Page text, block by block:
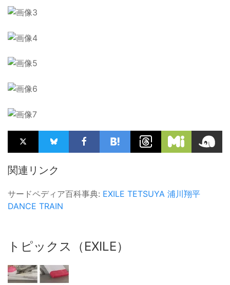
関連リンク
サードペディア百科事典: EXILE TETSUYA 浦川翔平
DANCE TRAIN
トピックス（EXILE）